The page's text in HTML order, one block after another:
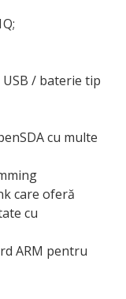
/ baterie tip
cu multe
care oferă
cu
ARM pentru